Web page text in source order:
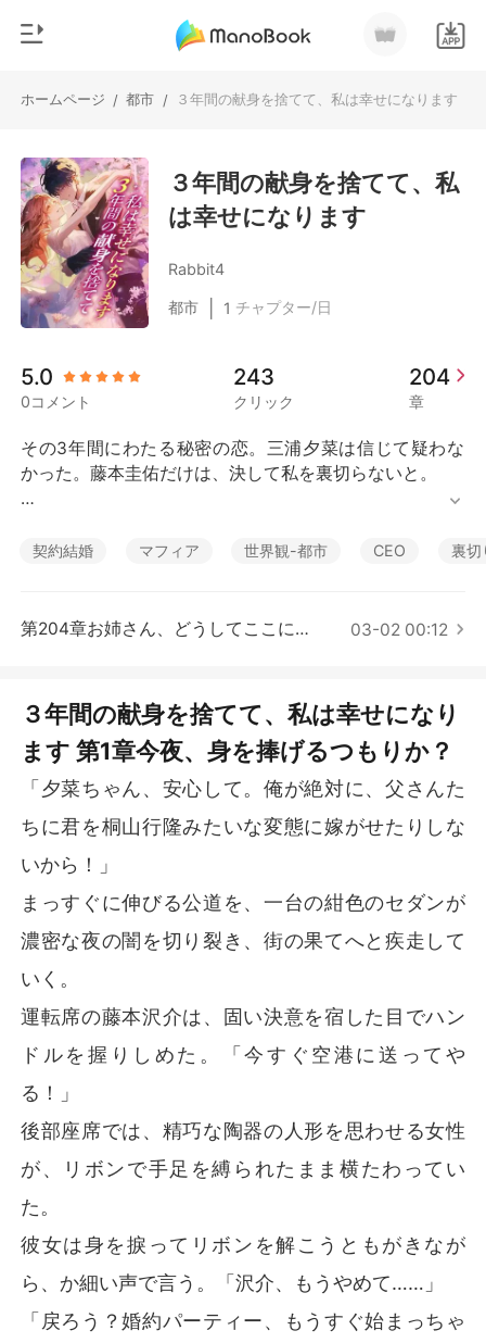
ホームページ / 都市 / ３年間の献身を捨てて、私は幸せになります
0
チャージ
閲覧履歴
ログアウトします
検索
ジャンル
都市
恋愛
人狼
マフィア
３年間の献身を捨てて、私
は幸せになります
Rabbit4
都市 1 チャプター/日
5.0
0コメント
243
クリック
204
章
その3年間にわたる秘密の恋。三浦夕菜は信じて疑わな
かった。藤本圭佑だけは、決して私を裏切らないと。
して藤本家における“病弱な初恋相手”という存在の大き
従順に尽くし、肩身の狭い思いに耐え続けた3年間。そ
「約束する。半年後に離婚して戻ってくればいい。その
時は必ず交際を公表して、君を正式な妻として盛大に迎
その言葉に、夕菜の心は完全に冷え切った。彼女は絶望
意をする。
淡に背を向けた。「夫に対して恥じるような真似は絶対
にしない」――そう固く誓って。
かくして、当初は契約のみで結ばれていた夫婦関係は、
やがてかけがえのない“真実の愛”へと変わっていく。
しかし、それを許せなかったのが圭佑だ。嫉妬と後悔に
目を血走らせ、千里の道を追って彼女にすがりつき、た
だ一度の慈悲を乞うた。
そこへ、圧倒的な品格を纏った男が車から降り立った。
彼は愛おしげに夕菜のふくらんだお腹を撫で、冷ややか
な嘲笑を元恋人に投げかける。「藤本社長、私の妻のお
腹も目立ってきた頃ですが……貴方はまだ、過去への未
練を断ち切れないのですか？」
契約結婚 マフィア 世界観-都市 CEO 裏切
第204章お姉さん、どうしてここに？ (パート2) 03-02 00:12
３年間の献身を捨てて、私は幸せになり
ます 第1章今夜、身を捧げるつもりか？
「夕菜ちゃん、安心して。俺が絶対に、父さんた
ちに君を桐山行隆みたいな変態に嫁がせたりしな
いから！」
まっすぐに伸びる公道を、一台の紺色のセダンが
濃密な夜の闇を切り裂き、街の果てへと疾走して
いく。
運転席の藤本沢介は、固い決意を宿した目でハン
ドルを握りしめた。「今すぐ空港に送ってや
る！」
後部座席では、精巧な陶器の人形を思わせる女性
が、リボンで手足を縛られたまま横たわってい
た。
彼女は身を捩ってリボンを解こうともがきなが
ら、か細い声で言う。「沢介、もうやめて……」
「戻ろう？婚約パーティー、もうすぐ始まっちゃ